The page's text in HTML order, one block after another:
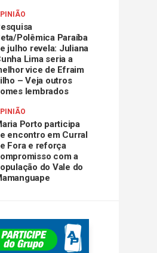
Polêmica Paraíba
julho revela: Juliana
Lima seria a
vice de Efraim
– Veja outros
lembrados
Porto participa
encontro em Curral
Fora e reforça
com a
do Vale do